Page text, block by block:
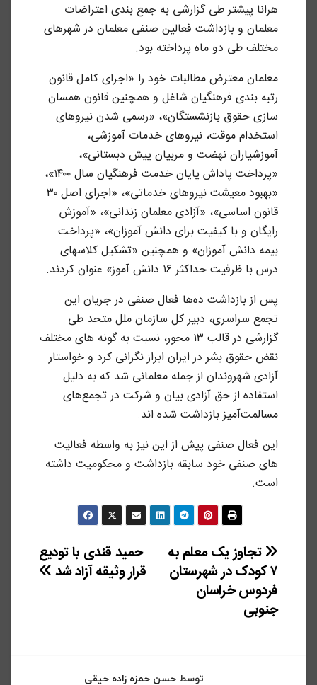
هرانا پیشتر طی گزارشی به جمع بندی اعتراضات
معلمان و بازداشت فعالین صنفی معلمان در شهرهای
مختلف طی دو ماه پرداخته بود.
معلمان معترض مطالبات خود را «اجرای کامل قانون
رتبه بندی فرهنگیان شاغل و همچنین قانون همسان
سازی حقوق بازنشستگان»، «رسمی شدن نیروهای
استخدام موقت، نیروهای خدمات آموزشی،
آموزشیاران نهضت و مربیان پیش دبستانی»،
«پرداخت پاداش پایان خدمت فرهنگیان سال ۱۴۰۰»،
«بهبود معیشت نیروهای خدماتی»، «اجرای اصل ۳۰
قانون اساسی»، «آزادی معلمان زندانی»، «آموزش
رایگان و با کیفیت برای دانش آموزان»، «پرداخت
بیمه دانش آموزان» و همچنین «تشکیل کلاسهای
درس با ظرفیت حداکثر ۱۶ دانش آموز» عنوان کردند.
پس از بازداشت ده‌ها فعال صنفی در جریان این
تجمع سراسری، دبیر کل سازمان ملل متحد طی
گزارشی در قالب ۱۳ محور، نسبت به گونه های مختلف
نقض حقوق بشر در ایران ابراز نگرانی کرد و خواستار
آزادی شهروندان از جمله معلمانی شد که به دلیل
استفاده از حق آزادی بیان و شرکت در تجمع‌های
مسالمت‌آمیز بازداشت شده اند.
این فعال صنفی پیش از این نیز به واسطه فعالیت
های صنفی خود سابقه بازداشت و محکومیت داشته
است.
راهبری
نوشته
حمید قندی با تودیع
قرار وثیقه آزاد شد
تجاوز یک معلم به
۷ کودک در شهرستان
فردوس خراسان
جنوبی
توسط حسن حمزه زاده حیقی